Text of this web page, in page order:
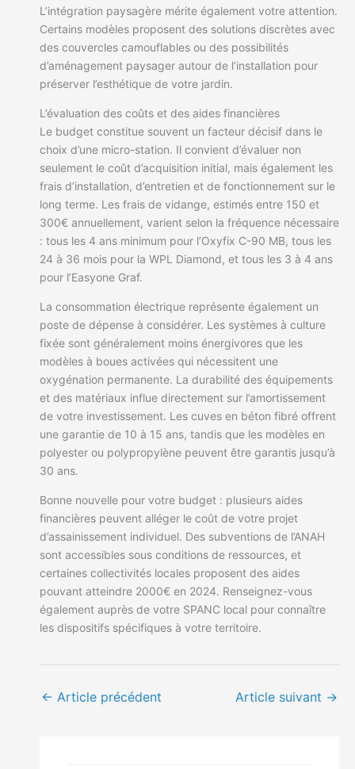
L’intégration paysagère mérite également votre attention.
Certains modèles proposent des solutions discrètes avec
des couvercles camouflables ou des possibilités
d’aménagement paysager autour de l’installation pour
préserver l’esthétique de votre jardin.
L’évaluation des coûts et des aides financières
Le budget constitue souvent un facteur décisif dans le
choix d’une micro-station. Il convient d’évaluer non
seulement le coût d’acquisition initial, mais également les
frais d’installation, d’entretien et de fonctionnement sur le
long terme. Les frais de vidange, estimés entre 150 et
300€ annuellement, varient selon la fréquence nécessaire
: tous les 4 ans minimum pour l’Oxyfix C-90 MB, tous les
24 à 36 mois pour la WPL Diamond, et tous les 3 à 4 ans
pour l’Easyone Graf.
La consommation électrique représente également un
poste de dépense à considérer. Les systèmes à culture
fixée sont généralement moins énergivores que les
modèles à boues activées qui nécessitent une
oxygénation permanente. La durabilité des équipements
et des matériaux influe directement sur l’amortissement
de votre investissement. Les cuves en béton fibré offrent
une garantie de 10 à 15 ans, tandis que les modèles en
polyester ou polypropylène peuvent être garantis jusqu’à
30 ans.
Bonne nouvelle pour votre budget : plusieurs aides
financières peuvent alléger le coût de votre projet
d’assainissement individuel. Des subventions de l’ANAH
sont accessibles sous conditions de ressources, et
certaines collectivités locales proposent des aides
pouvant atteindre 2000€ en 2024. Renseignez-vous
également auprès de votre SPANC local pour connaître
les dispositifs spécifiques à votre territoire.
← Article précédent Article suivant →